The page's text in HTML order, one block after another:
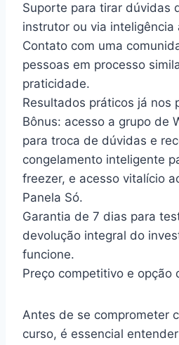
Suporte para tirar dúvidas
instrutor ou via
Contato com uma
pessoas em processo
praticidade.
Resultados práticos já nos
Bônus: acesso a grupo de
para troca de dúvidas e
congelamento inteligente
freezer, e acesso vitalício
Panela Só.
Garantia de 7 dias para
devolução integral do
funcione.
Preço competitivo e opção
Antes de se comprometer
curso, é essencial